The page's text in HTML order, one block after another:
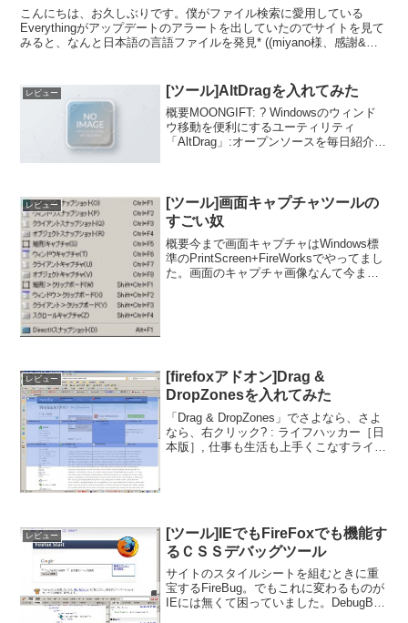
こんにちは、お久しぶりです。僕がファイル検索に愛用している
Everythingがアップデートのアラートを出していたのでサイトを見て
みると、なんと日本語の言語ファイルを発見* ((miyano様、感謝&リ
レビュー [ツール]AltDragを入れてみた
概要MOONGIFT: ? Windowsのウィンド
ウ移動を便利にするユーティリティ
「AltDrag」:オープンソースを毎日紹介さ
レビュー
[ツール]画面キャプチャツールの
すごい奴
概要今まで画面キャプチャはWindows標
準のPrintScreen+FireWorksでやってまし
た。画面のキャプチャ画像なんて今まで
レビュー
[firefoxアドオン]Drag &
DropZonesを入れてみた
「Drag & DropZones」でさよなら、さよ
なら、右クリック? : ライフハッカー［日
本版］, 仕事も生活も上手くこなすライフ
レビュー
[ツール]IEでもFireFoxでも機能す
るＣＳＳデバッグツール
サイトのスタイルシートを組むときに重
宝するFireBug。でもこれに変わるものが
IEには無くて困っていました。DebugBar